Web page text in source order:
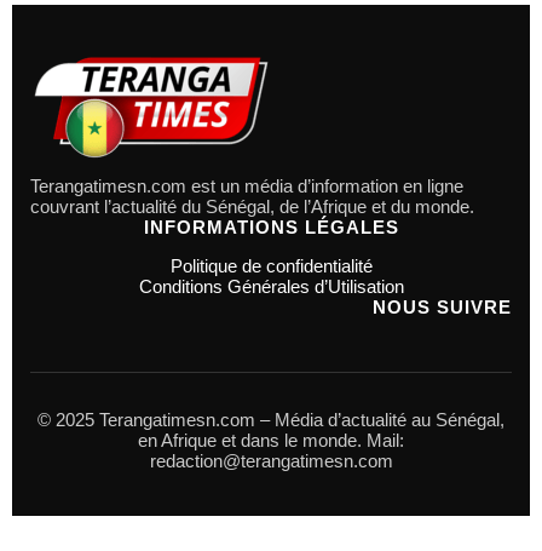
Terangatimesn.com est un média d’information en ligne
couvrant l’actualité du Sénégal, de l’Afrique et du monde.
INFORMATIONS LÉGALES
Politique de confidentialité
Conditions Générales d’Utilisation
NOUS SUIVRE
© 2025 Terangatimesn.com – Média d’actualité au Sénégal,
en Afrique et dans le monde. Mail:
redaction@terangatimesn.com